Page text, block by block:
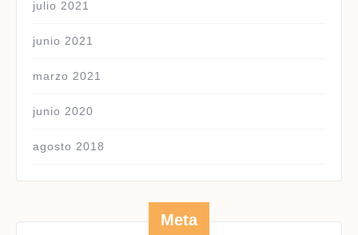
julio 2021
junio 2021
marzo 2021
junio 2020
agosto 2018
Meta